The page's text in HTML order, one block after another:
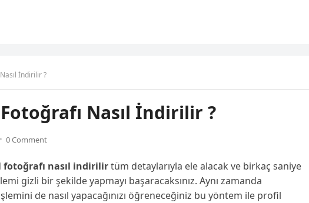
İndirilir ?
Nasıl İndirilir ?
0 Comment
nasıl indirilirtüm detaylarıyla ele alacak ve birkaç saniye
gizli bir şekilde yapmayı başaracaksınız. Aynı zamanda
de nasıl yapacağınızı öğreneceğiniz bu yöntem ile profil